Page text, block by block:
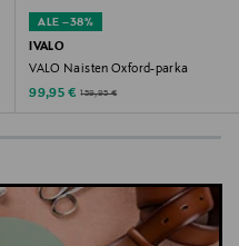
ALE –38%
IVALO
VALO Naisten Oxford-parka
Discounted Price
99,95 € Original Price
159,95 €